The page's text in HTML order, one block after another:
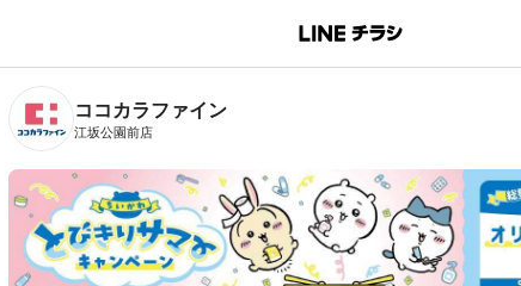
B
n
T
ココカラファイン
江坂公園前店